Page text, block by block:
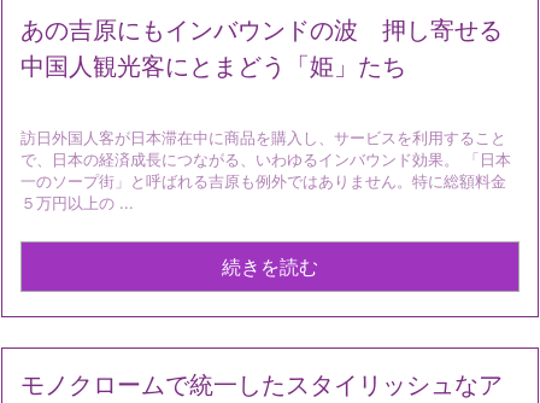
あの吉原にもインバウンドの波 押し寄せる
中国人観光客にとまどう「姫」たち
訪日外国人客が日本滞在中に商品を購入し、サービスを利用すること
で、日本の経済成長につながる、いわゆるインバウンド効果。 「日本
一のソープ街」と呼ばれる吉原も例外ではありません。特に総額料金
５万円以上の ...
続きを読む
モノクロームで統一したスタイリッシュなア